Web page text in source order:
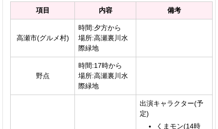
項目
内容 備考
高瀬市(グルメ村)
時間:夕方から
場所:高瀬裏川水
際緑地
野点
時間:17時から
場所:高瀬裏川水
際緑地
出演キャラクター(予
定)
くまモン(14時